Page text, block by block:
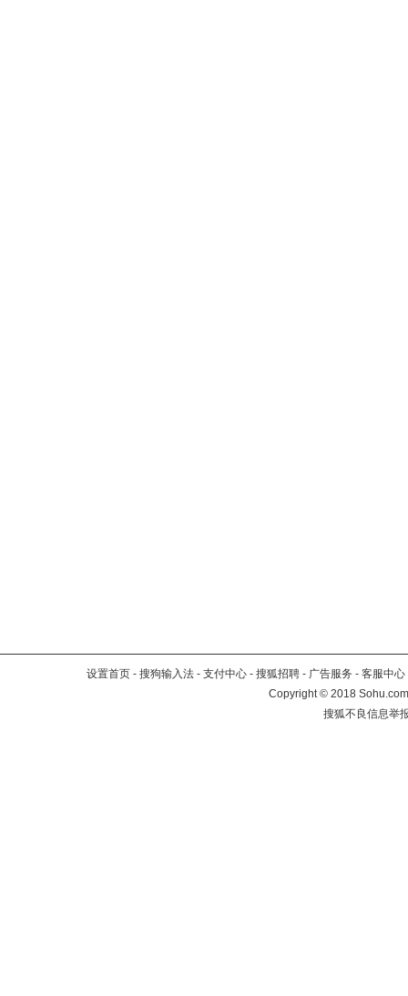
设置首页 - 搜狗输入法 - 支付中心 - 搜狐招聘 - 广告服务 - 客服中心
Copyright©2018
搜狐不良信息举